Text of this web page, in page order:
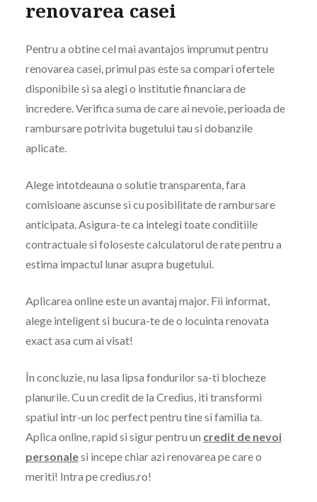
renovarea casei
Pentru a obtine cel mai avantajos imprumut pentru
renovarea casei, primul pas este sa compari ofertele
disponibile si sa alegi o institutie financiara de
incredere. Verifica suma de care ai nevoie, perioada de
rambursare potrivita bugetului tau si dobanzile
aplicate.
Alege intotdeauna o solutie transparenta, fara
comisioane ascunse si cu posibilitate de rambursare
anticipata. Asigura-te ca intelegi toate conditiile
contractuale si foloseste calculatorul de rate pentru a
estima impactul lunar asupra bugetului.
Aplicarea online este un avantaj major. Fii informat,
alege inteligent si bucura-te de o locuinta renovata
exact asa cum ai visat!
În concluzie, nu lasa lipsa fondurilor sa-ti blocheze
planurile. Cu un credit de la Credius, iti transformi
spatiul intr-un loc perfect pentru tine si familia ta.
Aplica online, rapid si sigur pentru un credit de nevoi
personalesi incepe chiar azi renovarea pe care o
meriti! Intra pe credius.ro!